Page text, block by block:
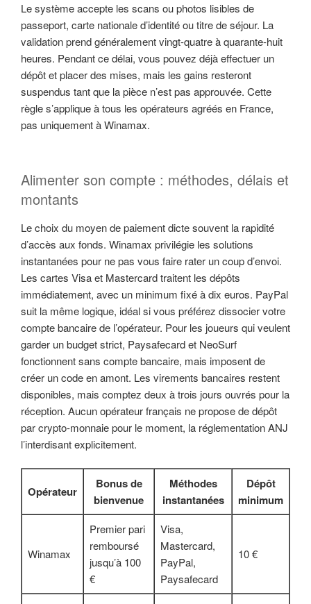
Le système accepte les scans ou photos lisibles de
passeport, carte nationale d’identité ou titre de séjour. La
validation prend généralement vingt-quatre à quarante-huit
heures. Pendant ce délai, vous pouvez déjà effectuer un
dépôt et placer des mises, mais les gains resteront
suspendus tant que la pièce n’est pas approuvée. Cette
règle s’applique à tous les opérateurs agréés en France,
pas uniquement à Winamax.
Alimenter son compte : méthodes, délais et
montants
Le choix du moyen de paiement dicte souvent la rapidité
d’accès aux fonds. Winamax privilégie les solutions
instantanées pour ne pas vous faire rater un coup d’envoi.
Les cartes Visa et Mastercard traitent les dépôts
immédiatement, avec un minimum fixé à dix euros. PayPal
suit la même logique, idéal si vous préférez dissocier votre
compte bancaire de l’opérateur. Pour les joueurs qui veulent
garder un budget strict, Paysafecard et NeoSurf
fonctionnent sans compte bancaire, mais imposent de
créer un code en amont. Les virements bancaires restent
disponibles, mais comptez deux à trois jours ouvrés pour la
réception. Aucun opérateur français ne propose de dépôt
par crypto-monnaie pour le moment, la réglementation ANJ
l’interdisant explicitement.
Opérateur
Bonus de
bienvenue
Méthodes
instantanées
Dépôt
minimum
Winamax
Premier pari
remboursé
jusqu’à 100
€
Visa,
Mastercard,
PayPal,
Paysafecard
10 €